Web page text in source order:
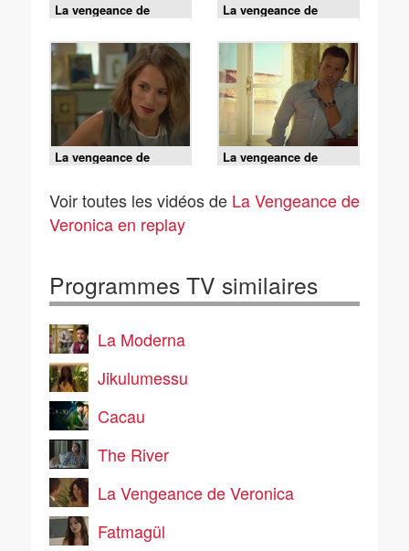
La vengeance de
Veronica - S02 E75
La vengeance de
Veronica - S02 E74
La vengeance de
Veronica - S02 E73
La vengeance de
Veronica - S02 E72
Voir toutes les vidéos de La Vengeance de
Veronica en replay
Programmes TV similaires
La Moderna
Jikulumessu
Cacau
The River
La Vengeance de Veronica
Fatmagül